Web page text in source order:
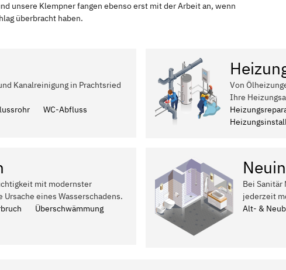
unsere Klempner fangen ebenso erst mit der Arbeit an, wenn
überbracht haben.
Kanalreinigung in Prachtsried
WC-Abfluss
Von
Ihre
mit modernster
eines Wasserschadens.
Überschwämmung
Bei
jederzeit
Alt- &